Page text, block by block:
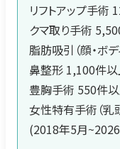
リフトアップ手術
クマ取り手術
脂肪吸引（顔・ボ
鼻整形 1,100件
豊胸手術 550件
女性特有手術（乳
(2018年5月